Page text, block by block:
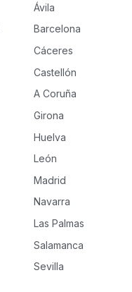
Ávila
Barcelona
Cáceres
Castellón
A Coruña
Girona
Huelva
León
Madrid
Navarra
Las Palmas
Salamanca
Sevilla